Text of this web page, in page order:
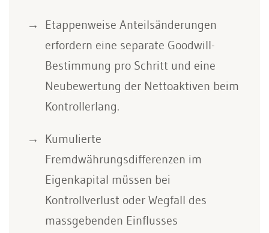
Etappenweise Anteilsänderungen
erfordern eine separate Goodwill-
Bestimmung pro Schritt und eine
Neubewertung der Nettoaktiven beim
Kontrollerlang.
Kumulierte
Fremdwährungsdifferenzen im
Eigenkapital müssen bei
Kontrollverlust oder Wegfall des
massgebenden Einflusses